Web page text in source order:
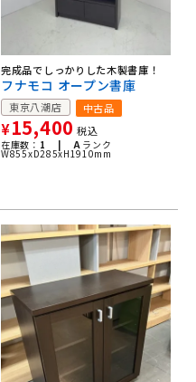
完成品でしっかりした木製書庫！
フナモコ オープン書庫
東京八潮店 中古品
¥15,400 税込
在庫数： 1 | Aランク
W855xD285xH1910mm